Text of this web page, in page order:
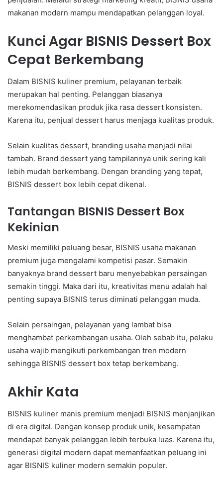
makanan modern mampu mendapatkan pelanggan loyal.
Kunci Agar BISNIS Dessert Box
Cepat Berkembang
Dalam BISNIS kuliner premium, pelayanan terbaik
merupakan hal penting. Pelanggan biasanya
merekomendasikan produk jika rasa dessert konsisten.
Karena itu, penjual dessert harus menjaga kualitas produk.
Selain kualitas dessert, branding usaha menjadi nilai
tambah. Brand dessert yang tampilannya unik sering kali
lebih mudah berkembang. Dengan branding yang tepat,
BISNIS dessert box lebih cepat dikenal.
Tantangan BISNIS Dessert Box
Kekinian
Meski memiliki peluang besar, BISNIS usaha makanan
premium juga mengalami kompetisi pasar. Semakin
banyaknya brand dessert baru menyebabkan persaingan
semakin tinggi. Maka dari itu, kreativitas menu adalah hal
penting supaya BISNIS terus diminati pelanggan muda.
Selain persaingan, pelayanan yang lambat bisa
menghambat perkembangan usaha. Oleh sebab itu, pelaku
usaha wajib mengikuti perkembangan tren modern
sehingga BISNIS dessert box tetap berkembang.
Akhir Kata
BISNIS kuliner manis premium menjadi BISNIS menjanjikan
di era digital. Dengan konsep produk unik, kesempatan
mendapat banyak pelanggan lebih terbuka luas. Karena itu,
generasi digital modern dapat memanfaatkan peluang ini
agar BISNIS kuliner modern semakin populer.